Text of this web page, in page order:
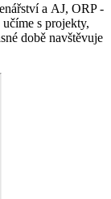
a AJ, ORP -
s projekty,
době navštěvuje